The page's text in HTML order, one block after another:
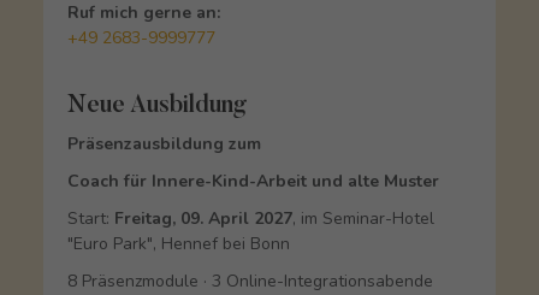
Ruf mich gerne an:
+49 2683-9999777
Neue Ausbildung
Präsenzausbildung zum
Coach für Innere-Kind-Arbeit und alte Muster
Start: Freitag, 09. April 2027, im Seminar-Hotel
"Euro Park", Hennef bei Bonn
8 Präsenzmodule · 3 Online-Integrationsabende